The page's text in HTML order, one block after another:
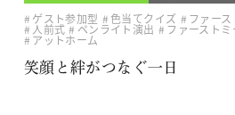
ゲスト参加型
色当てクイズ ファー
人前式 ペンライト演出 ファーストミ
アットホーム
笑顔と絆がつなぐ一日